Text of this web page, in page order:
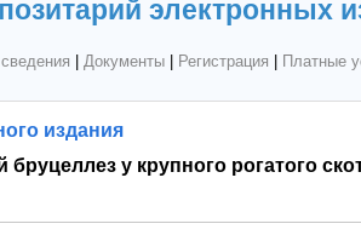
электронных
Документы| Регистрация Платные
издания
у крупного рогатого